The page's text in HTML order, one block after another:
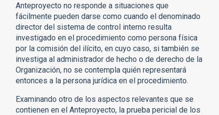
Anteproyecto no responde a situaciones que
fácilmente pueden darse como cuando el denominado
director del sistema de control interno resulta
investigado en el procedimiento como persona física
por la comisión del ilícito, en cuyo caso, si también se
investiga al administrador de hecho o de derecho de la
Organización, no se contempla quién representará
entonces a la persona jurídica en el procedimiento.
Examinando otro de los aspectos relevantes que se
contienen en el Anteproyecto, la prueba pericial de los